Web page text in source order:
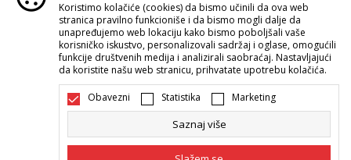
Srbija Promenite
Koristimo kolačiće (cookies) da bismo učinili da ova web
stranica pravilno funkcioniše i da bismo mogli dalje da
unapređujemo web lokaciju kako bismo poboljšali vaše
korisničko iskustvo, personalizovali sadržaj i oglase, omogućili
funkcije društvenih medija i analizirali saobraćaj. Nastavljajući
da koristite našu web stranicu, prihvatate upotrebu kolačića.
Obavezni Statistika Marketing
Saznaj više